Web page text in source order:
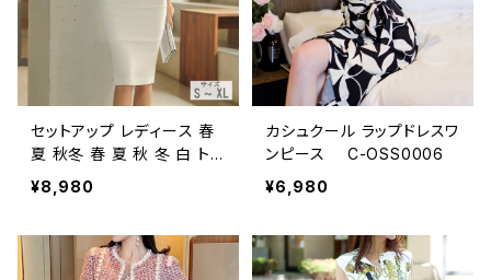
ワンピ 上品 ブラック 大人
カジュアル 10代 20代 30
代 40代 C-OSS0101
ス オフィス 大人 カジュア
ル 10代 20代 30代 40代
C-DSS1024
セットアップ レディース 春
夏 秋冬 春 夏 秋 冬 白 トッ
プス タイトスカート ショー
トトップス スーツ 上下セッ
女性用トップス スーツスカ
ート タイトスカート ショー
¥8,980
カシュクール ラップドレスワ
ンピース C-OSS0006
¥6,980